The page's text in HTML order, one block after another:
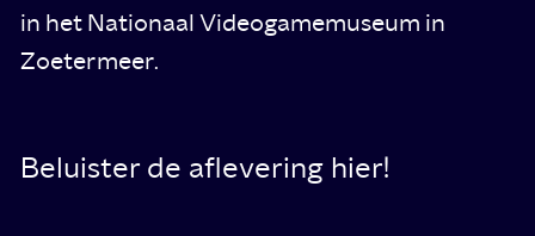
in het Nationaal Videogamemuseum in
Zoetermeer.
Beluister de aflevering hier!